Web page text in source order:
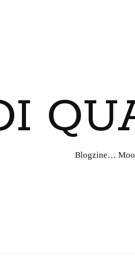
Blogzine…